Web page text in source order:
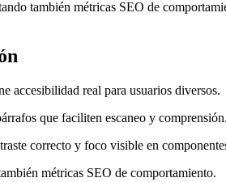
también métricas SEO de
accesibilidad real para usuarios diversos.
que faciliten escaneo y comprensión.
correcto y foco visible en
métricas SEO de comportamiento.